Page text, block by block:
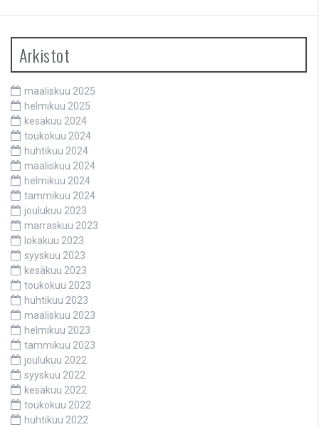
Arkistot
maaliskuu 2025
helmikuu 2025
kesäkuu 2024
toukokuu 2024
huhtikuu 2024
maaliskuu 2024
helmikuu 2024
tammikuu 2024
joulukuu 2023
marraskuu 2023
lokakuu 2023
syyskuu 2023
kesäkuu 2023
toukokuu 2023
huhtikuu 2023
maaliskuu 2023
helmikuu 2023
tammikuu 2023
joulukuu 2022
syyskuu 2022
kesäkuu 2022
toukokuu 2022
huhtikuu 2022